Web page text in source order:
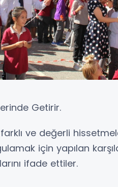
Getirir.
ve değerli
için yapılan
ifade ettiler.